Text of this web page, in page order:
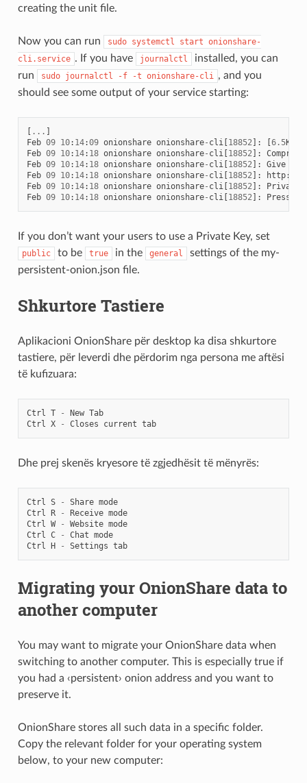
creating the unit file.
Now you can run sudo systemctl start onionshare-
cli.service . If you have journalctl
installed, you can
run
sudo journalctl -f -t onionshare-cli , and you
should see some output of your service starting:
[ ... ]
Feb 09 10: 14:09 onionshare onionshare- cli[18852]: [6.5K
Feb 09 10: 14: 18 onionshare onionshare- cli[18852]:
Feb 09 10: 14: 18 onionshare onionshare- cli[18852]: Give
Feb 09 10: 14: 18 onionshare onionshare- cli[18852]: http:
Feb 09 10: 14: 18 onionshare onionshare- cli[18852]: Private
Feb 09 10: 14: 18 onionshare onionshare- cli[18852]: Press
If you don’t want your users to use a Private Key, set
public to be true in the general
settings of the my-
persistent-onion.json file.
Shkurtore Tastiere
Aplikacioni OnionShare për desktop ka disa shkurtore
tastiere, për leverdi dhe përdorim nga persona me aftësi
të kufizuara:
Ctrl T - New Tab
Ctrl X - Closes current tab
Dhe prej skenës kryesore të zgjedhësit të mënyrës:
Ctrl S - Share mode
Ctrl R - Receive mode
Ctrl W - Website mode
Ctrl C - Chat mode
Ctrl H - Settings tab
Migrating your OnionShare data to
another computer
You may want to migrate your OnionShare data when
switching to another computer. This is especially true if
you had a ‹persistent› onion address and you want to
preserve it.
OnionShare stores all such data in a specific folder.
Copy the relevant folder for your operating system
below, to your new computer: